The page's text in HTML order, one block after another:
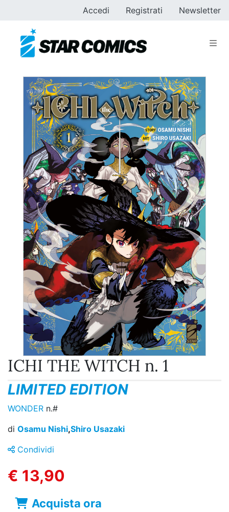
Accedi Registrati Newsletter
ICHI THE WITCH n. 1
LIMITED EDITION
WONDER n.#
di Osamu Nishi,Shiro Usazaki
Condividi
€ 13,90
Acquista ora